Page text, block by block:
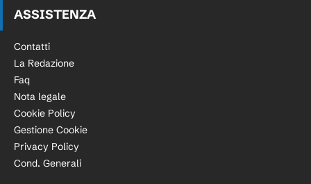
ASSISTENZA
Contatti
La Redazione
Faq
Nota legale
Cookie Policy
Gestione Cookie
Privacy Policy
Cond. Generali